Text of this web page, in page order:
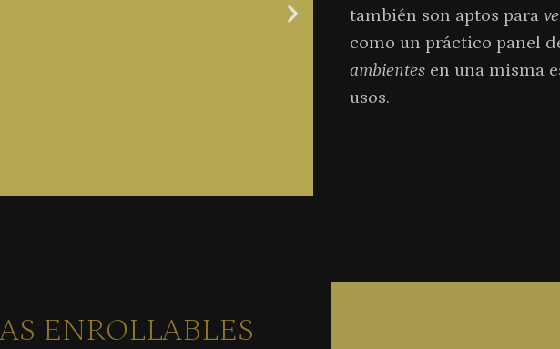
también son aptos para
como un práctico panel
ambientes en una misma
usos.
ENROLLABLES